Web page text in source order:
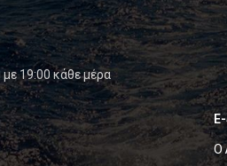
με 19:00 κάθε μέρα
Ο